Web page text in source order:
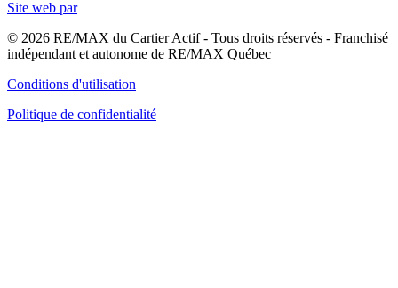
Site web par
© 2026 RE/MAX du Cartier Actif - Tous droits réservés - Franchisé
indépendant et autonome de RE/MAX Québec
Conditions d'utilisation
Politique de confidentialité